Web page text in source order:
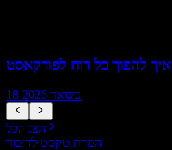
איך להפוך כל דוח לפודקאסט
18 בינואר 2026
הצג הכל
המרת טקסט לדיבור